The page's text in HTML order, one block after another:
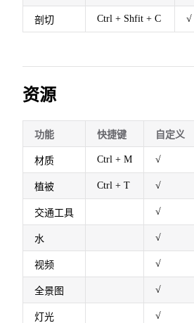
剖切 Ctrl + Shfit + C √
资源
功能 快捷键 自定义
材质 Ctrl + M √
植被 Ctrl + T √
交通工具 √
水 √
视频 √
全景图 √
灯光 √